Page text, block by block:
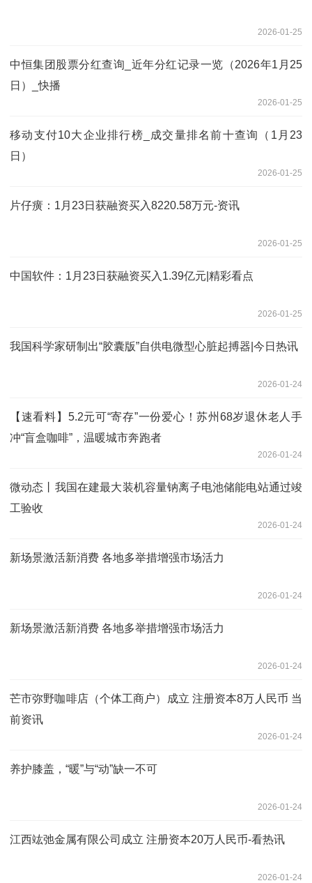
2026-01-25
中恒集团股票分红查询_近年分红记录一览（2026年1月25
日）_快播
2026-01-25
移动支付10大企业排行榜_成交量排名前十查询（1月23
日）
2026-01-25
片仔癀：1月23日获融资买入8220.58万元-资讯
2026-01-25
中国软件：1月23日获融资买入1.39亿元|精彩看点
2026-01-25
我国科学家研制出“胶囊版”自供电微型心脏起搏器|今日热讯
2026-01-24
【速看料】5.2元可“寄存”一份爱心！苏州68岁退休老人手
冲“盲盒咖啡”，温暖城市奔跑者
2026-01-24
微动态丨我国在建最大装机容量钠离子电池储能电站通过竣
工验收
2026-01-24
新场景激活新消费 各地多举措增强市场活力
2026-01-24
新场景激活新消费 各地多举措增强市场活力
2026-01-24
芒市弥野咖啡店（个体工商户）成立 注册资本8万人民币 当
前资讯
2026-01-24
养护膝盖，“暖”与“动”缺一不可
2026-01-24
江西竑弛金属有限公司成立 注册资本20万人民币-看热讯
2026-01-24